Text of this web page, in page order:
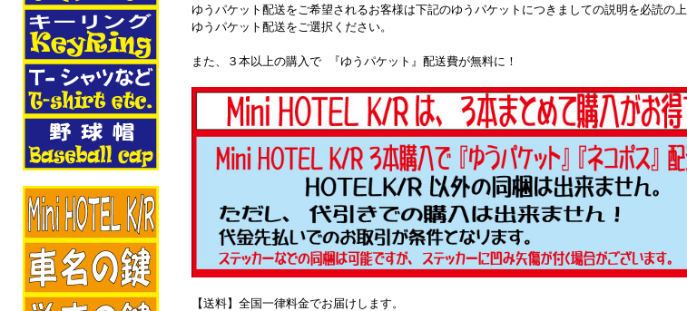
ゆうパケット配送をご希望されるお客様は下記のゆうパケットにつきましての説明を必読の上
ゆうパケット配送をご選択ください。
また、３本以上の購入で 『ゆうパケット』配送費が無料に！
【送料】全国一律料金でお届けします。